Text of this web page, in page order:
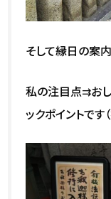
そして縁日の案
私の注目点⇉お
ックポイントです（